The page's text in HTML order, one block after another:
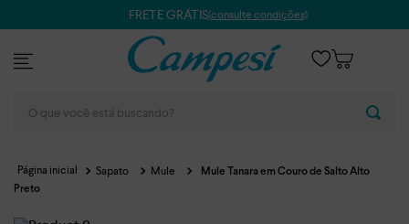
FRETE GRÁTIS(consulte condições)
Sapato Mule
Mule Tanara em Couro de Salto Alto
Preto